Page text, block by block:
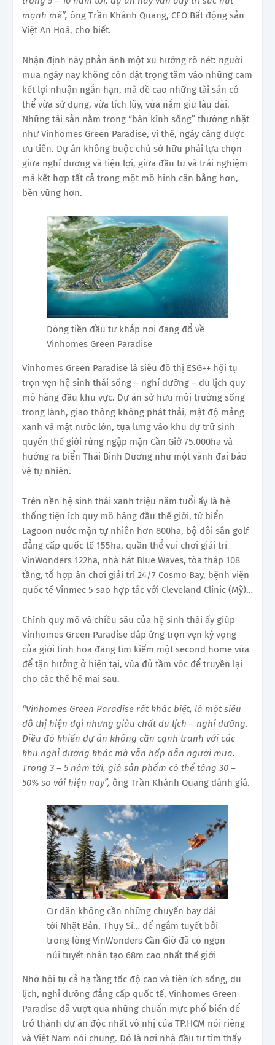
mạnh mẽ”, ông Trần Khánh Quang, CEO Bất động sản
Việt An Hoà, cho biết.
Nhận định này phản ánh một xu hướng rõ nét: người
mua ngày nay không còn đặt trọng tâm vào những cam
kết lợi nhuận ngắn hạn, mà đề cao những tài sản có
thể vừa sử dụng, vừa tích lũy, vừa nắm giữ lâu dài.
Những tài sản nằm trong “bán kính sống” thường nhật
như Vinhomes Green Paradise, vì thế, ngày càng được
ưu tiên. Dự án không buộc chủ sở hữu phải lựa chọn
giữa nghỉ dưỡng và tiện lợi, giữa đầu tư và trải nghiệm
mà kết hợp tất cả trong một mô hình cân bằng hơn,
bền vững hơn.
Dòng tiền đầu tư khắp nơi đang đổ về
Vinhomes Green Paradise
Vinhomes Green Paradise là siêu đô thị ESG++ hội tụ
trọn vẹn hệ sinh thái sống – nghỉ dưỡng – du lịch quy
mô hàng đầu khu vực. Dự án sở hữu môi trường sống
trong lành, giao thông không phát thải, mật độ mảng
xanh và mặt nước lớn, tựa lưng vào khu dự trữ sinh
quyển thế giới rừng ngập mặn Cần Giờ 75.000ha và
hướng ra biển Thái Bình Dương như một vành đai bảo
vệ tự nhiên.
Trên nền hệ sinh thái xanh triệu năm tuổi ấy là hệ
thống tiện ích quy mô hàng đầu thế giới, từ biển
Lagoon nước mặn tự nhiên hơn 800ha, bộ đôi sân golf
đẳng cấp quốc tế 155ha, quần thể vui chơi giải trí
VinWonders 122ha, nhà hát Blue Waves, tòa tháp 108
tầng, tổ hợp ăn chơi giải trí 24/7 Cosmo Bay, bệnh viện
quốc tế Vinmec 5 sao hợp tác với Cleveland Clinic (Mỹ)…
Chính quy mô và chiều sâu của hệ sinh thái ấy giúp
Vinhomes Green Paradise đáp ứng trọn vẹn kỳ vọng
của giới tinh hoa đang tìm kiếm một second home vừa
để tận hưởng ở hiện tại, vừa đủ tầm vóc để truyền lại
cho các thế hệ mai sau.
“Vinhomes Green Paradise rất khác biệt, là một siêu
đô thị hiện đại nhưng giàu chất du lịch – nghỉ dưỡng.
Điều đó khiến dự án không cần cạnh tranh với các
khu nghỉ dưỡng khác mà vẫn hấp dẫn người mua.
Trong 3 – 5 năm tới, giá sản phẩm có thể tăng 30 –
50% so với hiện nay”, ông Trần Khánh Quang đánh giá.
Cư dân không cần những chuyến bay dài
tới Nhật Bản, Thụy Sĩ… để ngắm tuyết bởi
trong lòng VinWonders Cần Giờ đã có ngọn
núi tuyết nhân tạo 68m cao nhất thế giới
Nhờ hội tụ cả hạ tầng tốc độ cao và tiện ích sống, du
lịch, nghỉ dưỡng đẳng cấp quốc tế, Vinhomes Green
Paradise đã vượt qua những chuẩn mực phổ biến để
trở thành dự án độc nhất vô nhị của TP.HCM nói riêng
và Việt Nam nói chung. Đó là nơi nhà đầu tư tìm thấy